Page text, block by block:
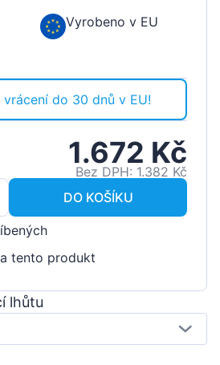
Vyrobeno v EU
vrácení do 30 dnů v EU!
1.672 Kč
Bez DPH: 1.382 Kč
DO KOŠÍKU
tento produkt
lhůtu